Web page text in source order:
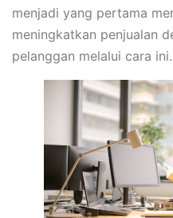
menjadi yang pertama
meningkatkan penjualan
pelanggan melalui cara ini.